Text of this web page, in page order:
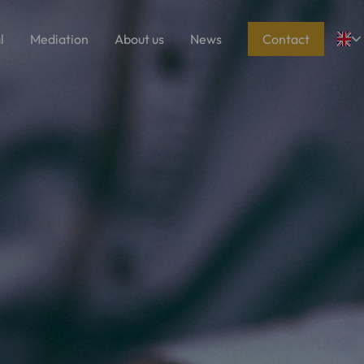
Mediation About us News Contact